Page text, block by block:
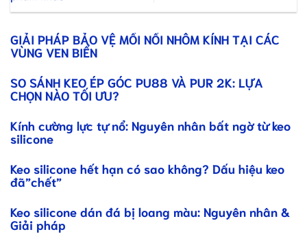
GIẢI PHÁP BẢO VỆ MỐI NỐI NHÔM KÍNH TẠI CÁC
VÙNG VEN BIỂN
SO SÁNH KEO ÉP GÓC PU88 VÀ PUR 2K: LỰA
CHỌN NÀO TỐI ƯU?
Kính cường lực tự nổ: Nguyên nhân bất ngờ từ keo
silicone
Keo silicone hết hạn có sao không? Dấu hiệu keo
đã”chết”
Keo silicone dán đá bị loang màu: Nguyên nhân &
Giải pháp